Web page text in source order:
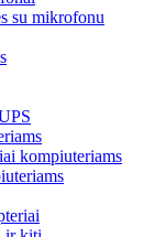
su mikrofonu
kompiuteriams